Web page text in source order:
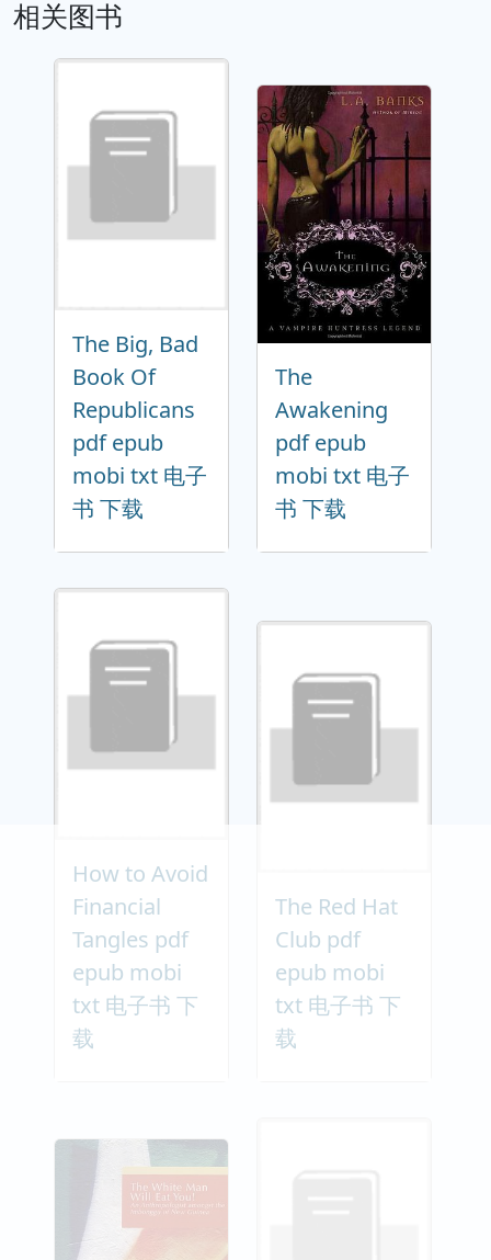
相关图书
The Big, Bad
Book Of
Republicans
pdf epub
mobi txt 电子
书 下载
The
Awakening
pdf epub
mobi txt 电子
书 下载
How to Avoid
Financial
Tangles pdf
epub mobi
txt 电子书 下
载
The Red Hat
Club pdf
epub mobi
txt 电子书 下
载